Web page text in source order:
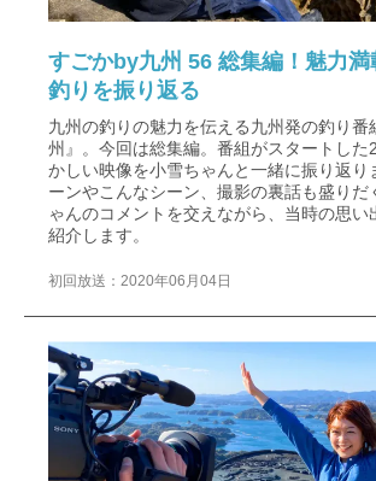
すごかby九州 56 総集編！魅力満
釣りを振り返る
九州の釣りの魅力を伝える九州発の釣り番
州』。今回は総集編。番組がスタートした
かしい映像を小雪ちゃんと一緒に振り返り
ーンやこんなシーン、撮影の裏話も盛りだ
ゃんのコメントを交えながら、当時の思い
紹介します。
初回放送：2020年06月04日